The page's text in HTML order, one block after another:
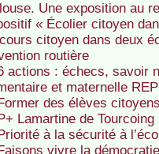
Une exposition au
« Écolier citoyen
citoyen dans deux
routière
actions : échecs, savoir
et maternelle
des élèves
Lamartine de Tourcoing
à la sécurité à
vivre la